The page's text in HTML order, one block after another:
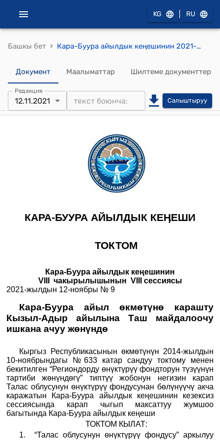
KG RU
Башкы бет › Кара-Буура айылдык кеңешинин 2021-жылдын 12-ноябрындагы № 9 "Кара-Буура айыл өкмөтүнө карашту Кызыл-Адыр айылына Таш майдалоочу ишкана ачуу жөнүндө" токтому
Документ Маалыматтар Шилтеме документтер
Редакция
12.11.2021 Салыштыруу